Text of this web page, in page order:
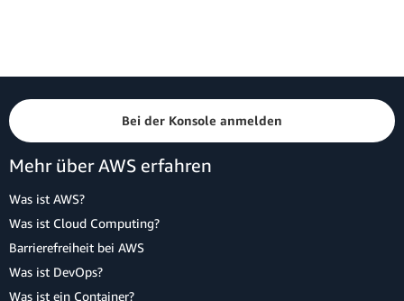
Bei der Konsole anmelden
Mehr über AWS erfahren
Was ist AWS?
Was ist Cloud Computing?
Barrierefreiheit bei AWS
Was ist DevOps?
Was ist ein Container?